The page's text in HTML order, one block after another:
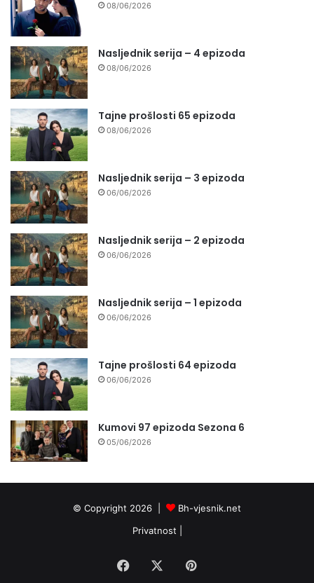
08/06/2026
Nasljednik serija – 4 epizoda
08/06/2026
Tajne prošlosti 65 epizoda
08/06/2026
Nasljednik serija – 3 epizoda
06/06/2026
Nasljednik serija – 2 epizoda
06/06/2026
Nasljednik serija – 1 epizoda
06/06/2026
Tajne prošlosti 64 epizoda
06/06/2026
Kumovi 97 epizoda Sezona 6
05/06/2026
© Copyright 2026 |
Bh-vjesnik.net
Privatnost
Facebook Pinterest